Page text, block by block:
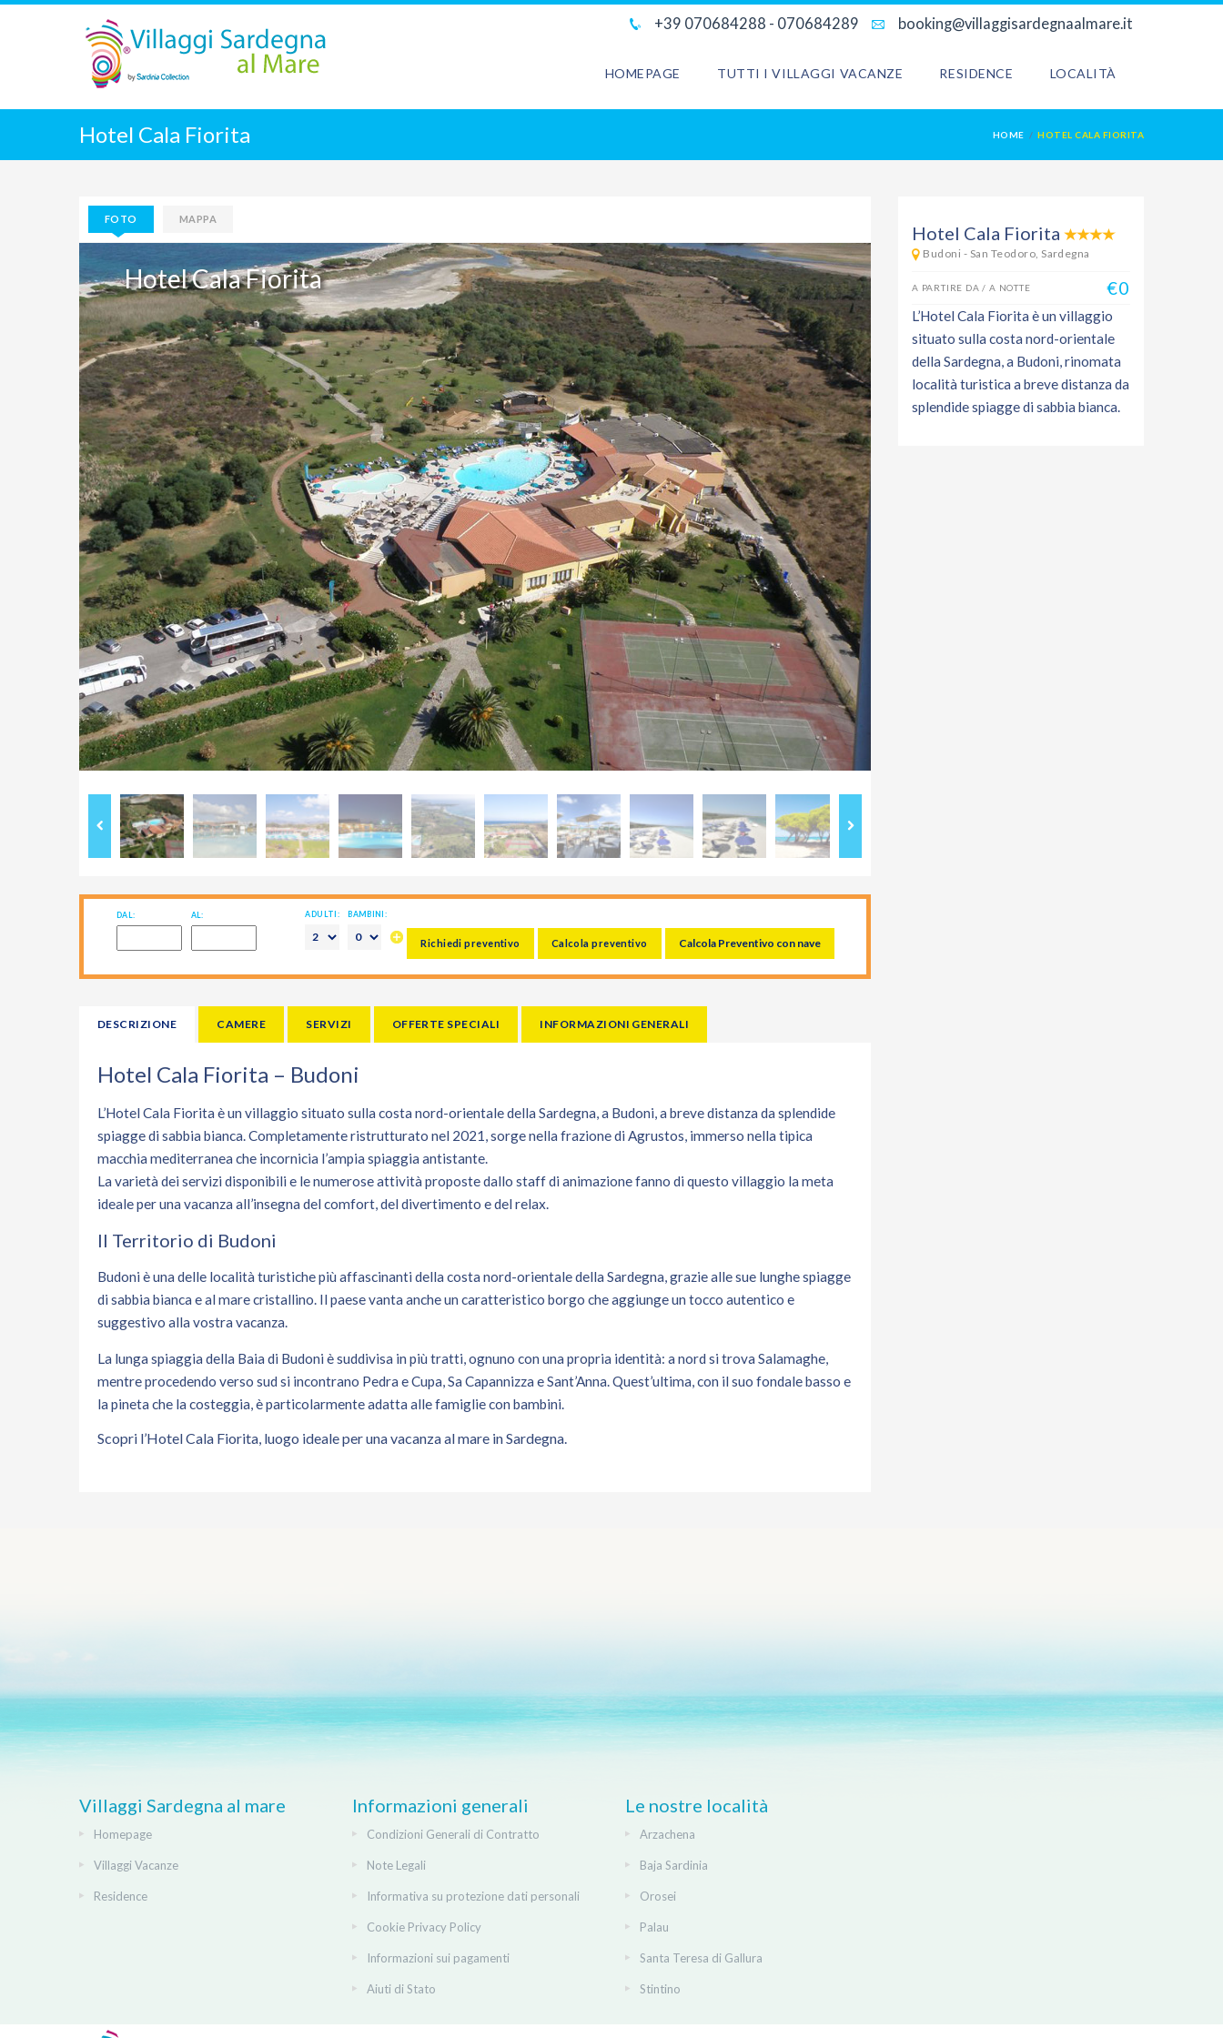
+39 070684288 - 070684289 booking@villaggisardegnaalmare.it
HOMEPAGE TUTTI I VILLAGGI VACANZE RESIDENCE LOCALITÀ
Hotel Cala Fiorita HOME HOTEL CALA FIORITA
FOTO MAPPA
Hotel Cala Fiorita
DAL: AL: ADULTI: BAMBINI:
Richiedi preventivo Calcola preventivo Calcola Preventivo con nave
DESCRIZIONE CAMERE SERVIZI OFFERTE SPECIALI INFORMAZIONI GENERALI
Hotel Cala Fiorita – Budoni
L’Hotel Cala Fiorita è un villaggio situato sulla costa nord-orientale della Sardegna, a Budoni, a breve distanza da splendide
spiagge di sabbia bianca. Completamente ristrutturato nel 2021, sorge nella frazione di Agrustos, immerso nella tipica
macchia mediterranea che incornicia l’ampia spiaggia antistante.
La varietà dei servizi disponibili e le numerose attività proposte dallo staff di animazione fanno di questo villaggio la meta
ideale per una vacanza all’insegna del comfort, del divertimento e del relax.
Il Territorio di Budoni
Budoni è una delle località turistiche più affascinanti della costa nord-orientale della Sardegna, grazie alle sue lunghe spiagge
di sabbia bianca e al mare cristallino. Il paese vanta anche un caratteristico borgo che aggiunge un tocco autentico e
suggestivo alla vostra vacanza.
La lunga spiaggia della Baia di Budoni è suddivisa in più tratti, ognuno con una propria identità: a nord si trova Salamaghe,
mentre procedendo verso sud si incontrano Pedra e Cupa, Sa Capannizza e Sant’Anna. Quest’ultima, con il suo fondale basso e
la pineta che la costeggia, è particolarmente adatta alle famiglie con bambini.
Scopri l’Hotel Cala Fiorita, luogo ideale per una vacanza al mare in Sardegna.
Hotel Cala Fiorita
Budoni - San Teodoro, Sardegna
A PARTIRE DA / A NOTTE €0
L’Hotel Cala Fiorita è un villaggio
situato sulla costa nord-orientale
della Sardegna, a Budoni, rinomata
località turistica a breve distanza da
splendide spiagge di sabbia bianca.
Villaggi Sardegna al mare
Homepage
Villaggi Vacanze
Residence
Informazioni generali
Condizioni Generali di Contratto
Note Legali
Informativa su protezione dati personali
Cookie Privacy Policy
Informazioni sui pagamenti
Aiuti di Stato
Le nostre località
Arzachena
Baja Sardinia
Orosei
Palau
Santa Teresa di Gallura
Stintino